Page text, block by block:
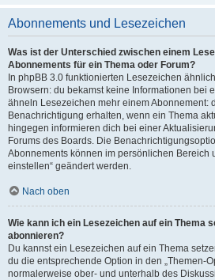
Abonnements und Lesezeichen
Was ist der Unterschied zwischen einem
Abonnements für ein Thema oder Forum?
In phpBB 3.0 funktionierten Lesezeichen
Browsern: du bekamst keine Informationen bei
ähneln Lesezeichen mehr einem Abonnement:
Benachrichtigung erhalten, wenn ein Thema
hingegen informieren dich bei einer
Forums des Boards. Die
Abonnements können im persönlichen Bereich
einstellen“ geändert werden.
Nach oben
Wie kann ich ein Lesezeichen auf ein Thema
abonnieren?
Du kannst ein Lesezeichen auf ein Thema
du die entsprechende Option in den „Themen-
normalerweise ober- und unterhalb des